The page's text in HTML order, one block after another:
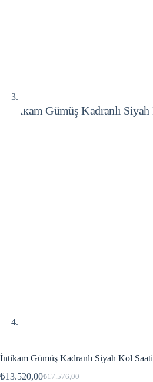
İntikam Gümüş Kadranlı Siyah Kol Saati
₺17.576,00
₺13.520,00